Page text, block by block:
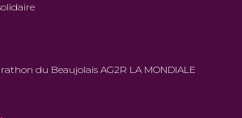
du Beaujolais AG2R LA MONDIALE